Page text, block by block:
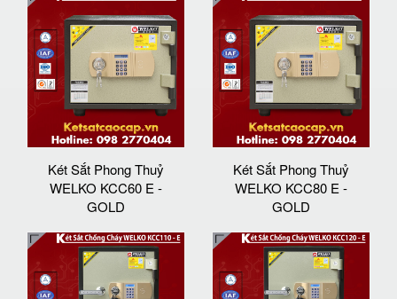
Két Sắt Phong Thuỷ
WELKO KCC60 E -
GOLD
Két Sắt Phong Thuỷ
WELKO KCC80 E -
GOLD